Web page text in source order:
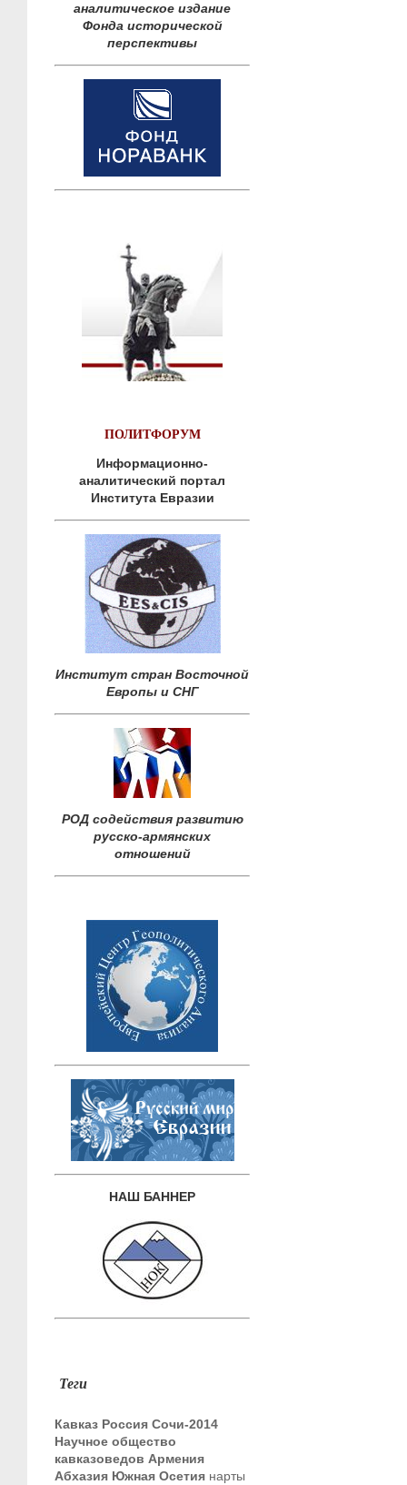
аналитическое издание
Фонда исторической
перспективы
ПОЛИТФОРУМ
Информационно-
аналитический портал
Института Евразии
Институт стран Восточной
Европы и СНГ
РОД содействия развитию
русско-армянских
отношений
НАШ БАННЕР
Теги
Кавказ Россия Сочи-2014
Научное общество
кавказоведов Армения
Абхазия Южная Осетия нарты